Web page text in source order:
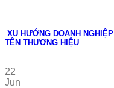
XU HƯỚNG DOANH
TÊN THƯƠNG HIỆU
22
Jun